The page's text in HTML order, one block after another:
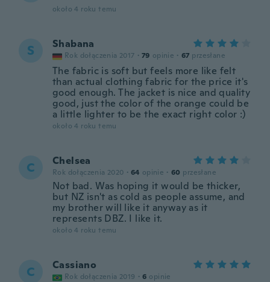
około 4 roku temu
S Shabana
Rok dołączenia 2017 · 79 opinie · 67 przesłane
The fabric is soft but feels more like felt
than actual clothing fabric for the price it's
good enough. The jacket is nice and quality
good, just the color of the orange could be
a little lighter to be the exact right color :)
około 4 roku temu
C Chelsea
Rok dołączenia 2020 · 64 opinie · 60 przesłane
Not bad. Was hoping it would be thicker,
but NZ isn't as cold as people assume, and
my brother will like it anyway as it
represents DBZ. I like it.
około 4 roku temu
C Cassiano
Rok dołączenia 2019 · 6 opinie